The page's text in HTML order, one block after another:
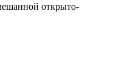
открыто-